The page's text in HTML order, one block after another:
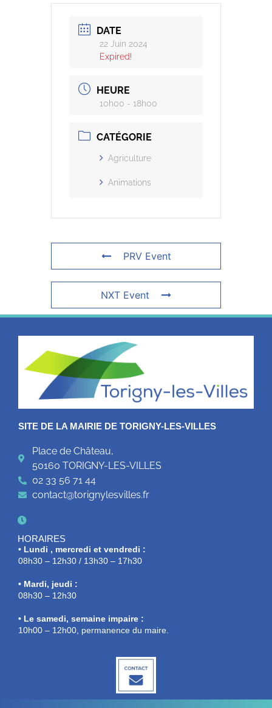
DATE
22 Juin 2024
Expired!
HEURE
10h00 - 18h00
CATÉGORIE
Agriculture
Animations
PRV Event
NXT Event
SITE DE LA MAIRIE DE TORIGNY-LES-VILLES
Place de Château,
50160 TORIGNY-LES-VILLES
02 33 56 71 44
contact@torignylesvilles.fr
HORAIRES
• Lundi , mercredi et vendredi :
08h30 – 12h30 / 13h30 – 17h30
• Mardi, jeudi :
08h30 – 12h30
• Le samedi, semaine impaire :
10h00 – 12h00, permanence du maire.